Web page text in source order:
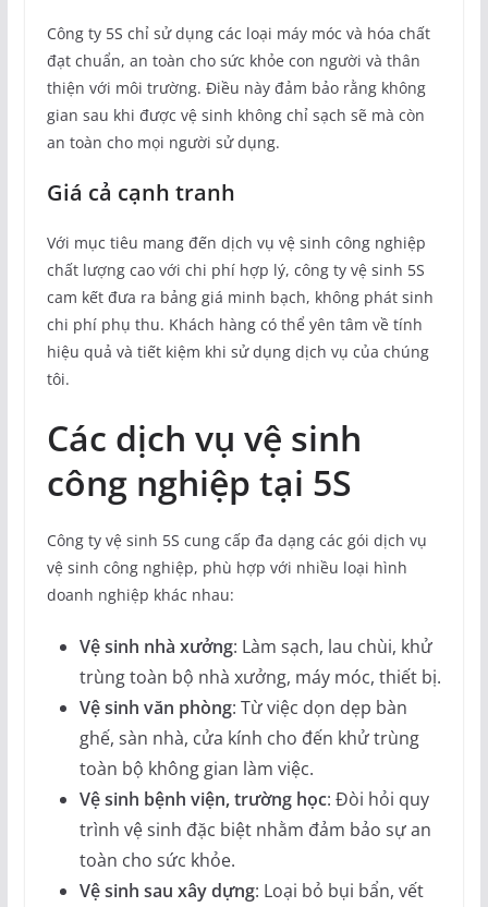
Công ty 5S chỉ sử dụng các loại máy móc và hóa chất
đạt chuẩn, an toàn cho sức khỏe con người và thân
thiện với môi trường. Điều này đảm bảo rằng không
gian sau khi được vệ sinh không chỉ sạch sẽ mà còn
an toàn cho mọi người sử dụng.
Giá cả cạnh tranh
Với mục tiêu mang đến dịch vụ vệ sinh công nghiệp
chất lượng cao với chi phí hợp lý, công ty vệ sinh 5S
cam kết đưa ra bảng giá minh bạch, không phát sinh
chi phí phụ thu. Khách hàng có thể yên tâm về tính
hiệu quả và tiết kiệm khi sử dụng dịch vụ của chúng
tôi.
Các dịch vụ vệ sinh
công nghiệp tại 5S
Công ty vệ sinh 5S cung cấp đa dạng các gói dịch vụ
vệ sinh công nghiệp, phù hợp với nhiều loại hình
doanh nghiệp khác nhau:
Vệ sinh nhà xưởng: Làm sạch, lau chùi, khử
trùng toàn bộ nhà xưởng, máy móc, thiết bị.
Vệ sinh văn phòng: Từ việc dọn dẹp bàn
ghế, sàn nhà, cửa kính cho đến khử trùng
toàn bộ không gian làm việc.
Vệ sinh bệnh viện, trường học: Đòi hỏi quy
trình vệ sinh đặc biệt nhằm đảm bảo sự an
toàn cho sức khỏe.
Vệ sinh sau xây dựng: Loại bỏ bụi bẩn, vết